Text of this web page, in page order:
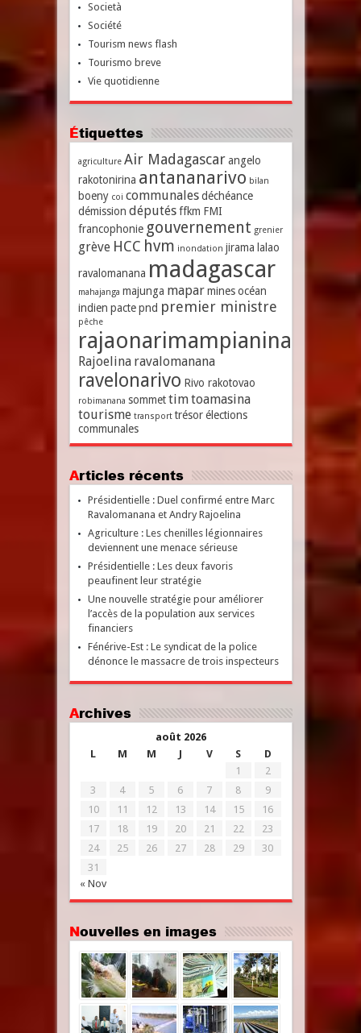
Società
Société
Tourism news flash
Tourismo breve
Vie quotidienne
Étiquettes
agriculture Air Madagascar angelo
rakotonirina antananarivo bilan
boeny coi communales déchéance
démission députés ffkm FMI
francophonie gouvernement grenier
grève HCC hvm inondation jirama lalao
ravalomanana madagascar
mahajanga majunga mapar mines océan
indien pacte pnd premier ministre
pêche
rajaonarimampianina
Rajoelina ravalomanana
ravelonarivo Rivo rakotovao
robimanana sommet timtoamasina
tourisme transport trésor élections
communales
Articles récents
Présidentielle : Duel confirmé entre Marc
Ravalomanana et Andry Rajoelina
Agriculture : Les chenilles légionnaires
deviennent une menace sérieuse
Présidentielle : Les deux favoris
peaufinent leur stratégie
Une nouvelle stratégie pour améliorer
l’accès de la population aux services
financiers
Fénérive-Est : Le syndicat de la police
dénonce le massacre de trois inspecteurs
Archives
août 2026
L
M M J V S D
« Nov
1
2
3
4 5 6 7 8
9
10
11 12 13 14 15
16
17
18 19 20 21 22
23
24
25 26 27 28 29
30
31
Nouvelles en images